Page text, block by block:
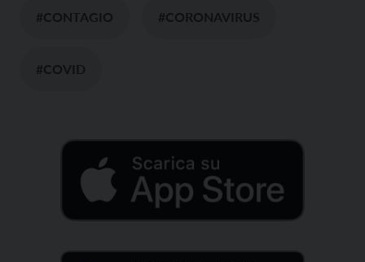
#CONTAGIO #CORONAVIRUS
#COVID